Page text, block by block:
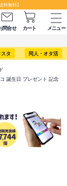
無料】
問合せ カート
メニュー
タ 同人・オタ活
誕生日 プレゼント 記念